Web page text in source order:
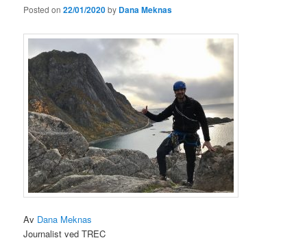
Posted on22/01/2020by Dana Meknas
Av Dana Meknas
Journalist ved TREC